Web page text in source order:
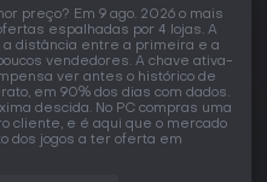
preço? Em 9 ago. 2026 o mais
espalhadas por 4 lojas. A
a distância entre a primeira e a
vendedores. A chave ativa-
ver antes o histórico de
em 90% dos dias com dados.
descida. No PC compras uma
cliente, e é aqui que o mercado
dos jogos a ter oferta em